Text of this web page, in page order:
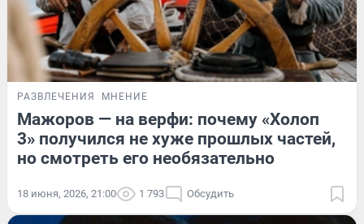
РАЗВЛЕЧЕНИЯ МНЕНИЕ
Мажоров — на верфи: почему «Холоп
3» получился не хуже прошлых частей,
но смотреть его необязательно
18 июня, 2026, 21:00 1 793 Обсудить